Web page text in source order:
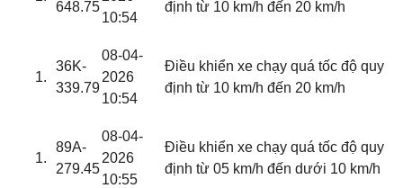
648.75
10:54
định từ 10 km/h đến 20 km/h
36K-
339.79
08-04-
2026
10:54
Điều khiển xe chạy quá tốc độ quy
định từ 10 km/h đến 20 km/h
89A-
279.45
08-04-
2026
10:55
Điều khiển xe chạy quá tốc độ quy
định từ 05 km/h đến dưới 10 km/h